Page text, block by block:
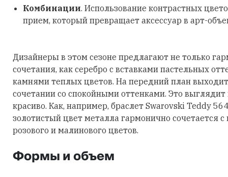
Комбинации. Использование контрастных
прием, который превращает аксессуар в арт-
Дизайнеры в этом сезоне предлагают не только
сочетания, как серебро с вставками пастельных
камнями теплых цветов. На передний план
сочетании со спокойными оттенками. Это
красиво. Как, например, браслет Swarovski Teddy
золотистый цвет металла гармонично сочетается
розового и малинового цветов.
Формы и объем